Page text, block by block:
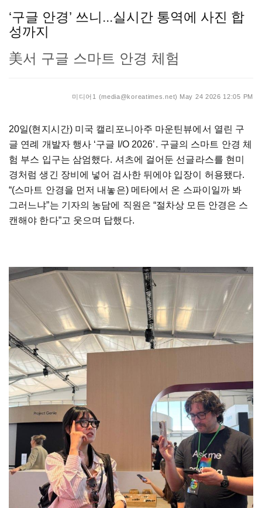
‘구글 안경’ 쓰니...실시간 통역에 사진 합
성까지
美서 구글 스마트 안경 체험
미디어1 (media@koreatimes.net) May 24 2026 12:05 PM
20일(현지시간) 미국 캘리포니아주 마운틴뷰에서 열린 구
글 연례 개발자 행사 ‘구글 I/O 2026’. 구글의 스마트 안경 체
험 부스 입구는 삼엄했다. 셔츠에 걸어둔 선글라스를 현미
경처럼 생긴 장비에 넣어 검사한 뒤에야 입장이 허용됐다.
“(스마트 안경을 먼저 내놓은) 메타에서 온 스파이일까 봐
그러느냐”는 기자의 농담에 직원은 “절차상 모든 안경은 스
캔해야 한다”고 웃으며 답했다.